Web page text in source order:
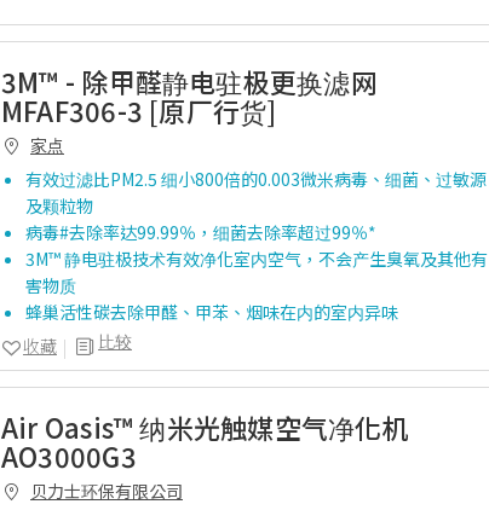
3M™ - 除甲醛静电驻极更换滤网
MFAF306-3 [原厂行货]
家点
有效过滤比PM2.5 细小800倍的0.003微米病毒、细菌、过敏源
及颗粒物
病毒#去除率达99.99％，细菌去除率超过99％*
3M™ 静电驻极技术有效净化室内空气，不会产生臭氧及其他有
害物质
蜂巢活性碳去除甲醛、甲苯、烟味在内的室内异味
比较
收藏
Air Oasis™ 纳米光触媒空气净化机
AO3000G3
贝力士环保有限公司